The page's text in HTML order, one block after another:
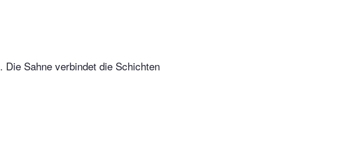
Sahne verbindet die Schichten